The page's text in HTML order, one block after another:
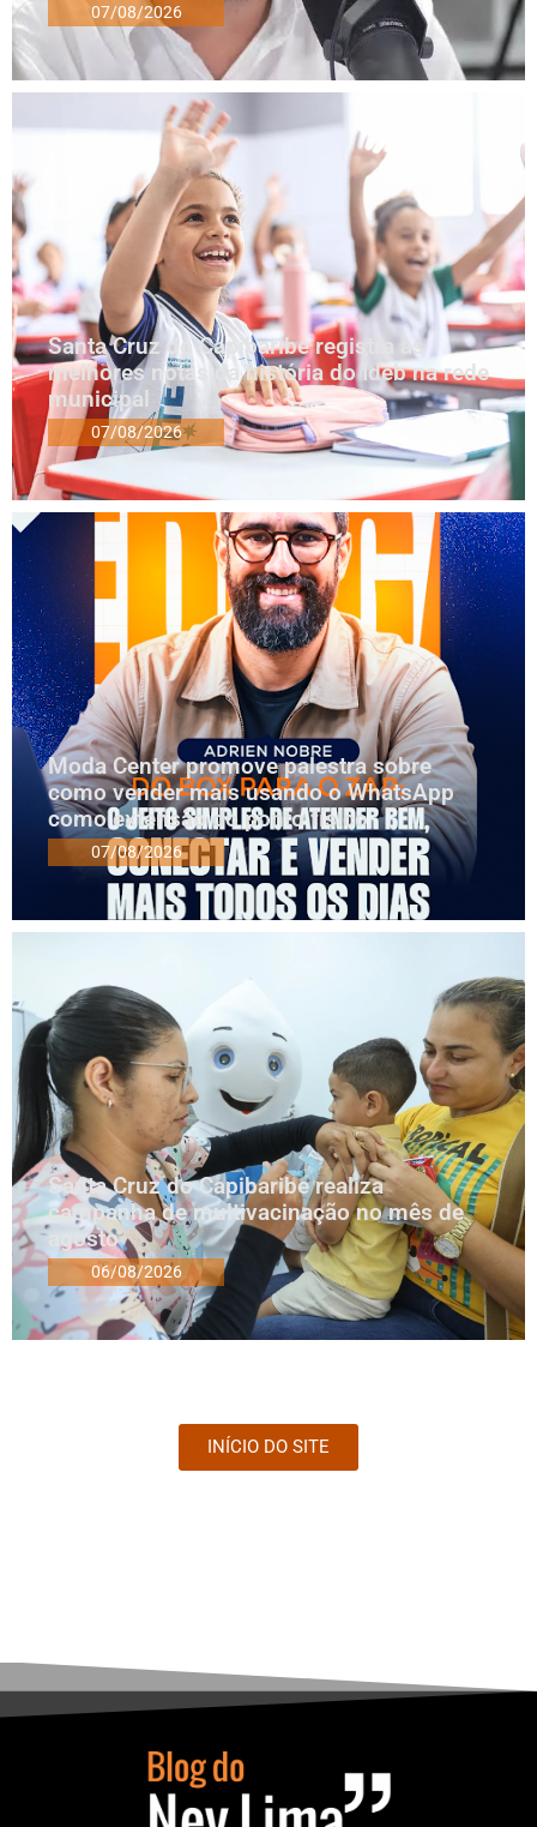
07/08/2026
Santa Cruz do Capibaribe registra as
melhores notas da história do Ideb na rede
municipal
07/08/2026
Moda Center promove palestra sobre
como vender mais usando o WhatsApp
como extensão do ponto físico
07/08/2026
Santa Cruz do Capibaribe realiza
campanha de multivacinação no mês de
agosto
06/08/2026
INÍCIO DO SITE